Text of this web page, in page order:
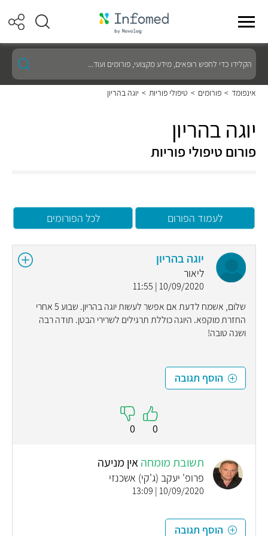
הקלידו
כדי
לחפש
רופאים,
מידע
ועוד...
אינפומד > פורומים > טיפולי פוריות > יוגה בהריון
יוגה בהריון
פורום טיפולי פוריות
לעמוד הפורום לכל הפורומים
יוגה בהריון
ליאור
10/09/2020 | 11:55
שלום, אשמח לדעת אם אפשר לעשות יוגה בהריון. שבוע 5 אחרי
החזרת מוקפא. היוגה כוללת תרגילים לשרירי הבטן. תודה רבה
ושנה טובה!
הוסף תגובה
0
0
תשובת מומחהאין מניעה
פרופ' יעקב (ג'קי) אשכנזי
10/09/2020 | 13:09
הוסף תגובה